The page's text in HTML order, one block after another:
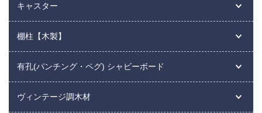
キャスター
棚柱【木製】
有孔(パンチング・ペグ) シャビーボード
ヴィンテージ調木材